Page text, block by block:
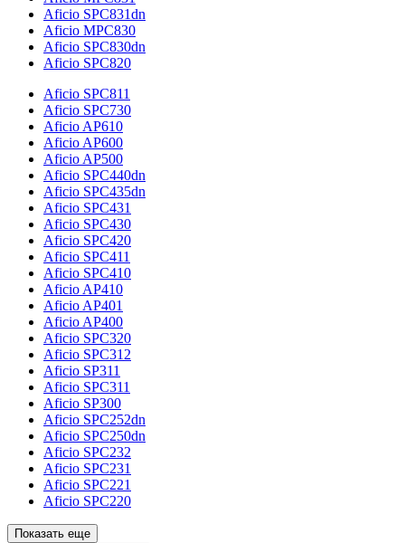
Aficio SPC831dn
Aficio MPC830
Aficio SPC830dn
Aficio SPC820
Aficio SPC811
Aficio SPC730
Aficio AP610
Aficio AP600
Aficio AP500
Aficio SPC440dn
Aficio SPC435dn
Aficio SPC431
Aficio SPC430
Aficio SPC420
Aficio SPC411
Aficio SPC410
Aficio AP410
Aficio AP401
Aficio AP400
Aficio SPC320
Aficio SPC312
Aficio SP311
Aficio SPC311
Aficio SP300
Aficio SPC252dn
Aficio SPC250dn
Aficio SPC232
Aficio SPC231
Aficio SPC221
Aficio SPC220
Показать еще